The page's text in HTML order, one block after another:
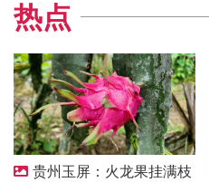
热点
贵州玉屏：火龙果挂满枝